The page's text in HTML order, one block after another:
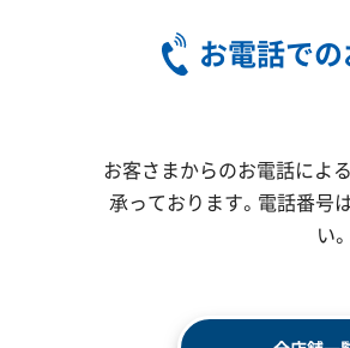
お電話で
お客さまからのお電話によ
承っております。電話番号
い。